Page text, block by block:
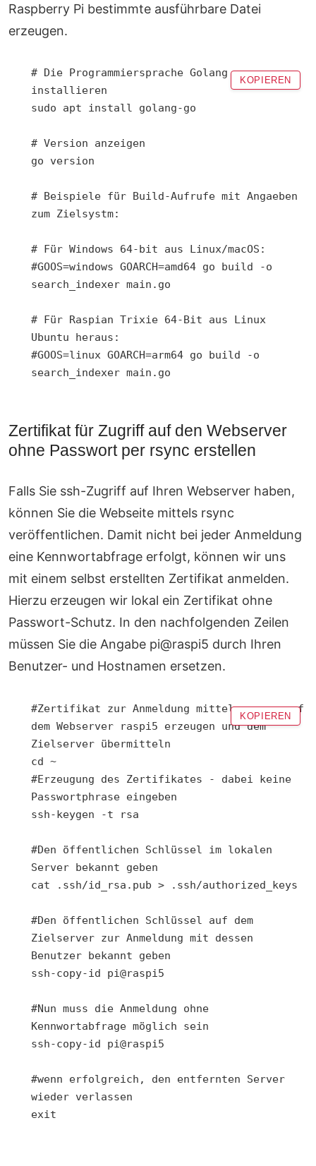
Raspberry Pi bestimmte ausführbare Datei
erzeugen.
# Die Programmiersprache Golang
installieren
sudo apt install golang-go
# Version anzeigen
go version
# Beispiele für Build-Aufrufe mit Angaeben
zum Zielsystm:
# Für Windows 64-bit aus Linux/macOS:
#GOOS=windows GOARCH=amd64 go build -o
search_indexer main.go
# Für Raspian Trixie 64-Bit aus Linux
Ubuntu heraus:
#GOOS=linux GOARCH=arm64 go build -o
KOPIEREN
Zertifikat für Zugriff auf den Webserver
ohne Passwort per rsync erstellen
Falls Sie ssh-Zugriff auf Ihren Webserver haben,
können Sie die Webseite mittels rsync
veröffentlichen. Damit nicht bei jeder Anmeldung
eine Kennwortabfrage erfolgt, können wir uns
mit einem selbst erstellten Zertifikat anmelden.
Hierzu erzeugen wir lokal ein Zertifikat ohne
Passwort-Schutz. In den nachfolgenden Zeilen
müssen Sie die Angabe pi@raspi5 durch Ihren
Benutzer- und Hostnamen ersetzen.
#Zertifikat zur Anmeldung mittels rsync auf
dem Webserver raspi5 erzeugen und dem
Zielserver übermitteln
cd ~
#Erzeugung des Zertifikates - dabei keine
Passwortphrase eingeben
ssh-keygen -t rsa
#Den öffentlichen Schlüssel im lokalen
Server bekannt geben
cat .ssh/id_rsa.pub > .ssh/authorized_keys
#Den öffentlichen Schlüssel auf dem
Zielserver zur Anmeldung mit dessen
Benutzer bekannt geben
ssh-copy-id pi@raspi5
#Nun muss die Anmeldung ohne
Kennwortabfrage möglich sein
ssh-copy-id pi@raspi5
#wenn erfolgreich, den entfernten Server
wieder verlassen
KOPIEREN